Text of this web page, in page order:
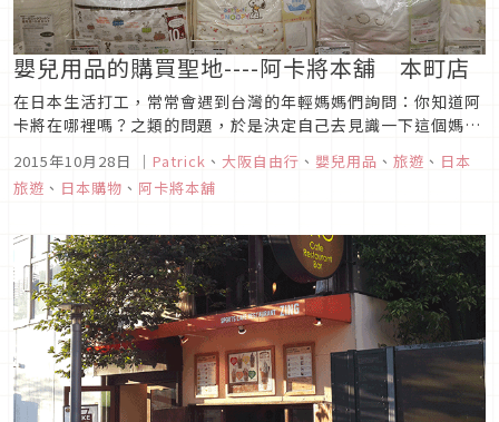
嬰兒用品的購買聖地----阿卡將本舖 本町店
在日本生活打工，常常會遇到台灣的年輕媽媽們詢問：你知道阿
卡將在哪裡嗎？之類的問題，於是決定自己去見識一下這個媽媽
麼大間，從一進門的嬰兒食品與零食，到樓上的衣服玩具，應有
盡有。一樓裡有各種基本且實用的用具，奶瓶、嬰兒沐浴乳、牙
2015年10月28日 ｜ Patrick 、 大阪自由行 、 嬰兒用品 、 旅遊 、 日本
旅遊 、 日本購物 、 阿卡將本舖